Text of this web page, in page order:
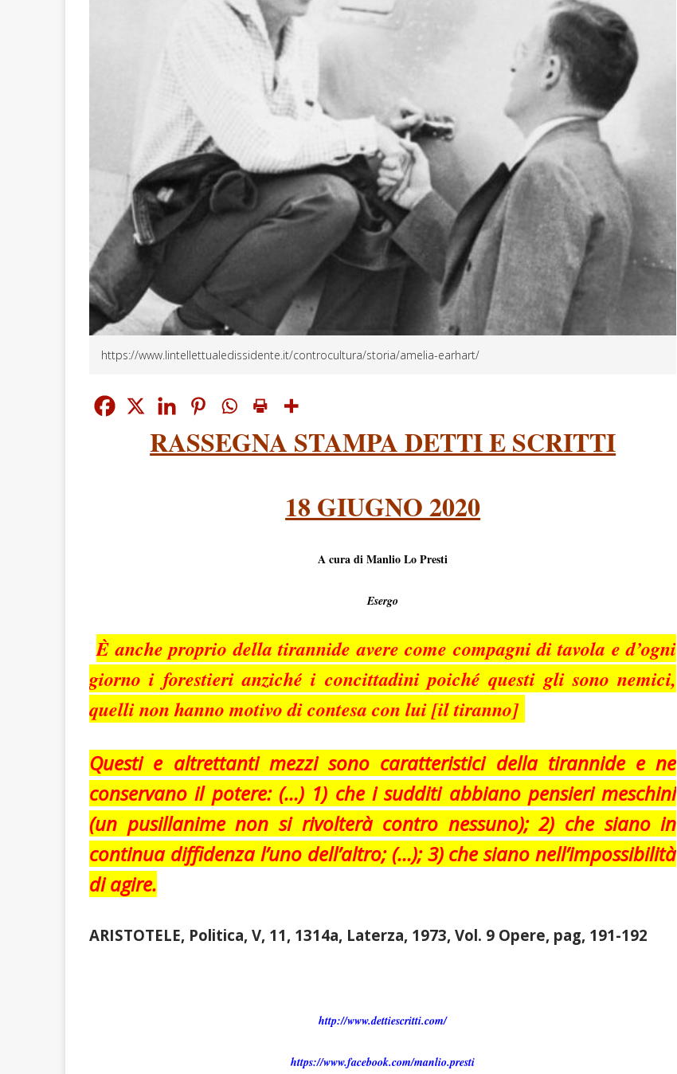
https://www.lintellettualedissidente.it/controcultura/storia/amelia-earhart/
RASSEGNA STAMPA DETTI E SCRITTI
18 GIUGNO 2020
A cura di Manlio Lo Presti
Esergo
È anche proprio della tirannide avere come compagni di tavola e d’ogni
giorno i forestieri anziché i concittadini poiché questi gli sono nemici,
quelli non hanno motivo di contesa con lui [il tiranno]
Questi e altrettanti mezzi sono caratteristici della tirannide e ne
conservano il potere: (…) 1) che i sudditi abbiano pensieri meschini
(un pusillanime non si rivolterà contro nessuno); 2) che siano in
continua diffidenza l’uno dell’altro; (…); 3) che siano nell’impossibilità
di agire.
ARISTOTELE, Politica, V, 11, 1314a, Laterza, 1973, Vol. 9 Opere, pag, 191-192
http://www.dettiescritti.com/
https://www.facebook.com/manlio.presti